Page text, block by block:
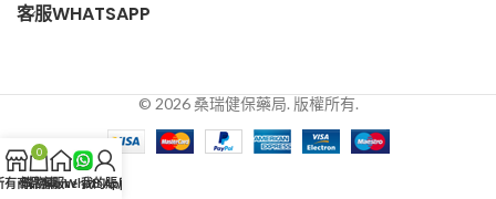
客服WHATSAPP
© 2026 桑瑞健保藥局. 版權所有.
有商品
0
購物車Home
客服WhatsApp
我的賬戶